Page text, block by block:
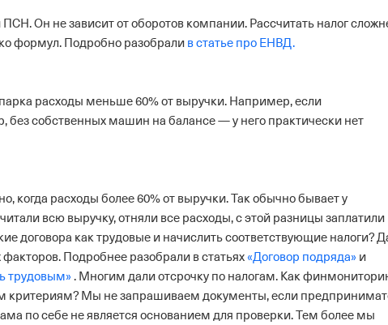
Он не зависит от оборотов компании. Рассчитать налог
формул. Подробно разобрали в статье про ЕНВД.
расходы меньше 60% от выручки. Например, если
без собственных машин на балансе — у него практически нет
когда расходы более 60% от выручки. Так обычно бывает у
всю выручку, отняли все расходы, с этой разницы заплатили
договора как трудовые и начислить соответствующие налоги?
Подробнее разобрали в статьях «Договор подряда» и
трудовым» . Многим дали отсрочку по налогам. Как
критериям? Мы не запрашиваем документы, если
по себе не является основанием для проверки. Тем более мы